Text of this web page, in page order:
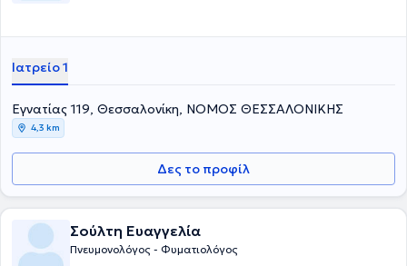
Ιατρείο 1
Εγνατίας 119, Θεσσαλονίκη, ΝΟΜΟΣ ΘΕΣΣΑΛΟΝΙΚΗΣ
4,3 km
Δες το προφίλ
Σούλτη Ευαγγελία
Πνευμονολόγος - Φυματιολόγος